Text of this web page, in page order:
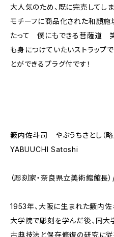
大人気のため、既に完売してし
モチーフに商品化された和顔施
たって 僕にもできる菩薩道
も身につけていたいストラップ
とができるプラグ付です！
籔内佐斗司 やぶうちさとし（略
YABUUCHI Satoshi
（彫刻家・奈良県立美術館館
1953年、大阪に生まれた籔内
大学院で彫刻を学んだ後、同
古典技法と保存修復の研究に従